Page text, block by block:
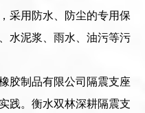
采用防水、防尘的专用保
水泥浆、雨水、油污等污
胶制品有限公司隔震支座
践。衡水双林深耕隔震支